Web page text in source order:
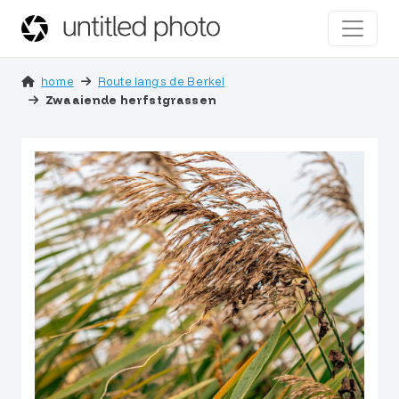
home
Route langs de Berkel
Zwaaiende herfstgrassen